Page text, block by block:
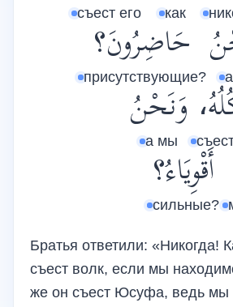
как
съест его
حَاضِرُونَ؟
присутствующие?
وَنَحْنُ
а мы
أَقْوِيَاءُ؟
сильные?
Братья ответили: «Никогда!
съест волк, если мы
же он съест Юсуфа, ведь мы